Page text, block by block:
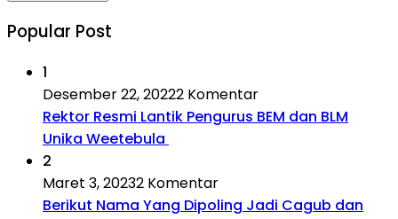
Popular Post
1
Desember 22, 20222 Komentar
Rektor Resmi Lantik Pengurus BEM dan BLM
Unika Weetebula
2
Maret 3, 20232 Komentar
Berikut Nama Yang Dipoling Jadi Cagub dan